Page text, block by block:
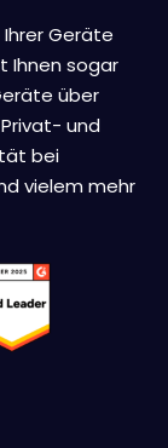
Geräte
Ihnen sogar
über
und
bei
vielem mehr